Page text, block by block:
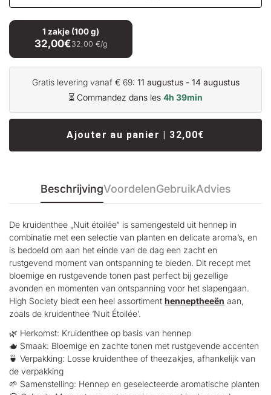
1 zakje (100 g)
32,00€32,00 €/g
Gratis levering vanaf € 69: 11 augustus - 14 augustus
⏳ Commandez dans les 4h 39min
Ajouter au panier | 32,00€
BeschrijvingVoordelenGebruikAdvies
De kruidenthee „Nuit étoilée“ is samengesteld uit hennep in
combinatie met een selectie van planten en delicate aroma’s, en
is bedoeld om aan het einde van de dag een zacht en
rustgevend moment van ontspanning te bieden. Dit recept met
bloemige en rustgevende tonen past perfect bij gezellige
avonden en momenten van ontspanning voor het slapengaan.
High Society biedt een heel assortiment henneptheeën aan,
zoals de kruidenthee ‘Nuit Étoilée’.
🌿 Herkomst: Kruidenthee op basis van hennep
🫖 Smaak: Bloemige en zachte tonen met rustgevende accenten
🍵 Verpakking: Losse kruidenthee of theezakjes, afhankelijk van
de verpakking
🌱 Samenstelling: Hennep en geselecteerde aromatische planten